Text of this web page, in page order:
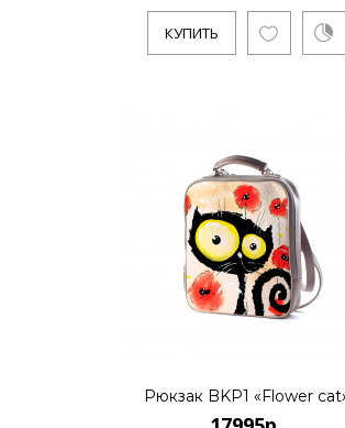
17995р.
КУПИТЬ
Рюкзак BKP1 «Flower